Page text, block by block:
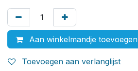
Aan winkelmandje toevoegen
Toevoegen aan verlanglijst